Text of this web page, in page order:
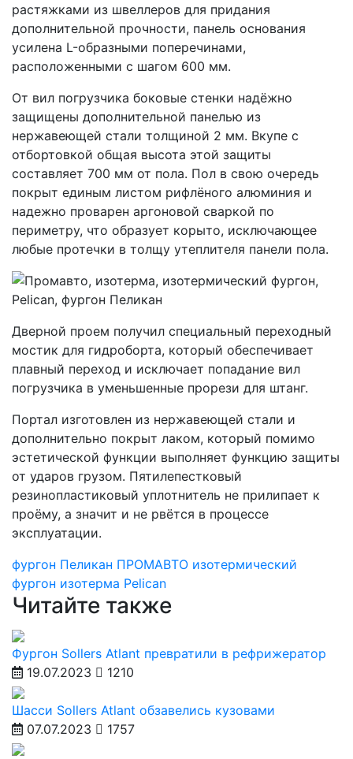
растяжками из швеллеров для придания
дополнительной прочности, панель основания
усилена L-образными поперечинами,
расположенными с шагом 600 мм.
От вил погрузчика боковые стенки надёжно
защищены дополнительной панелью из
нержавеющей стали толщиной 2 мм. Вкупе с
отбортовкой общая высота этой защиты
составляет 700 мм от пола. Пол в свою очередь
покрыт единым листом рифлёного алюминия и
надежно проварен аргоновой сваркой по
периметру, что образует корыто, исключающее
любые протечки в толщу утеплителя панели пола.
Дверной проем получил специальный переходный
мостик для гидроборта, который обеспечивает
плавный переход и исключает попадание вил
погрузчика в уменьшенные прорези для штанг.
Портал изготовлен из нержавеющей стали и
дополнительно покрыт лаком, который помимо
эстетической функции выполняет функцию защиты
от ударов грузом. Пятилепестковый
резинопластиковый уплотнитель не прилипает к
проёму, а значит и не рвётся в процессе
эксплуатации.
фургон Пеликан ПРОМАВТО изотермический
фургон изотерма Pelican
Читайте также
Фургон Sollers Atlant превратили в рефрижератор
19.07.2023
1210
Шасси Sollers Atlant обзавелись кузовами
07.07.2023
1757